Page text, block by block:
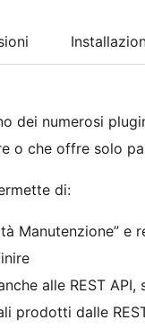
dei numerosi
o che offre solo
di:
Manutenzione”
alle REST
prodotti dalle